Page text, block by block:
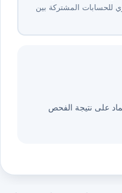
للحسابات المشتركة بين
على نتيجة الفحص